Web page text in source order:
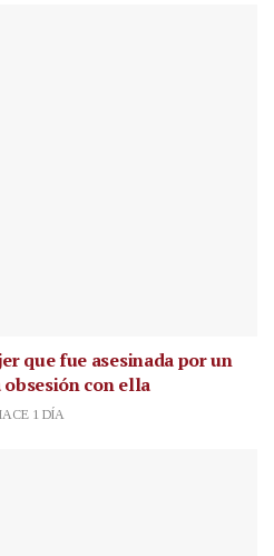
que fue asesinada por un
con ella
1 DÍA